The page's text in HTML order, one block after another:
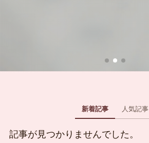
新着記事 人気記事
記事が見つかりませんでした。